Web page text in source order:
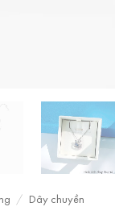
/ Dây chuyền